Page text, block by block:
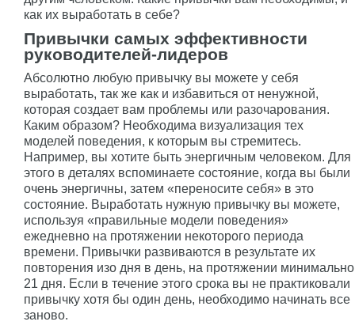
как их выработать в себе?
Привычки самых эффективности
руководителей-лидеров
Абсолютно любую привычку вы можете у себя
выработать, так же как и избавиться от ненужной,
которая создает вам проблемы или разочарования.
Каким образом? Необходима визуализация тех
моделей поведения, к которым вы стремитесь.
Например, вы хотите быть энергичным человеком. Для
этого в деталях вспоминаете состояние, когда вы были
очень энергичны, затем «переносите себя» в это
состояние. Выработать нужную привычку вы можете,
используя «правильные модели поведения»
ежедневно на протяжении некоторого периода
времени. Привычки развиваются в результате их
повторения изо дня в день, на протяжении минимально
21 дня. Если в течение этого срока вы не практиковали
привычку хотя бы один день, необходимо начинать все
заново.